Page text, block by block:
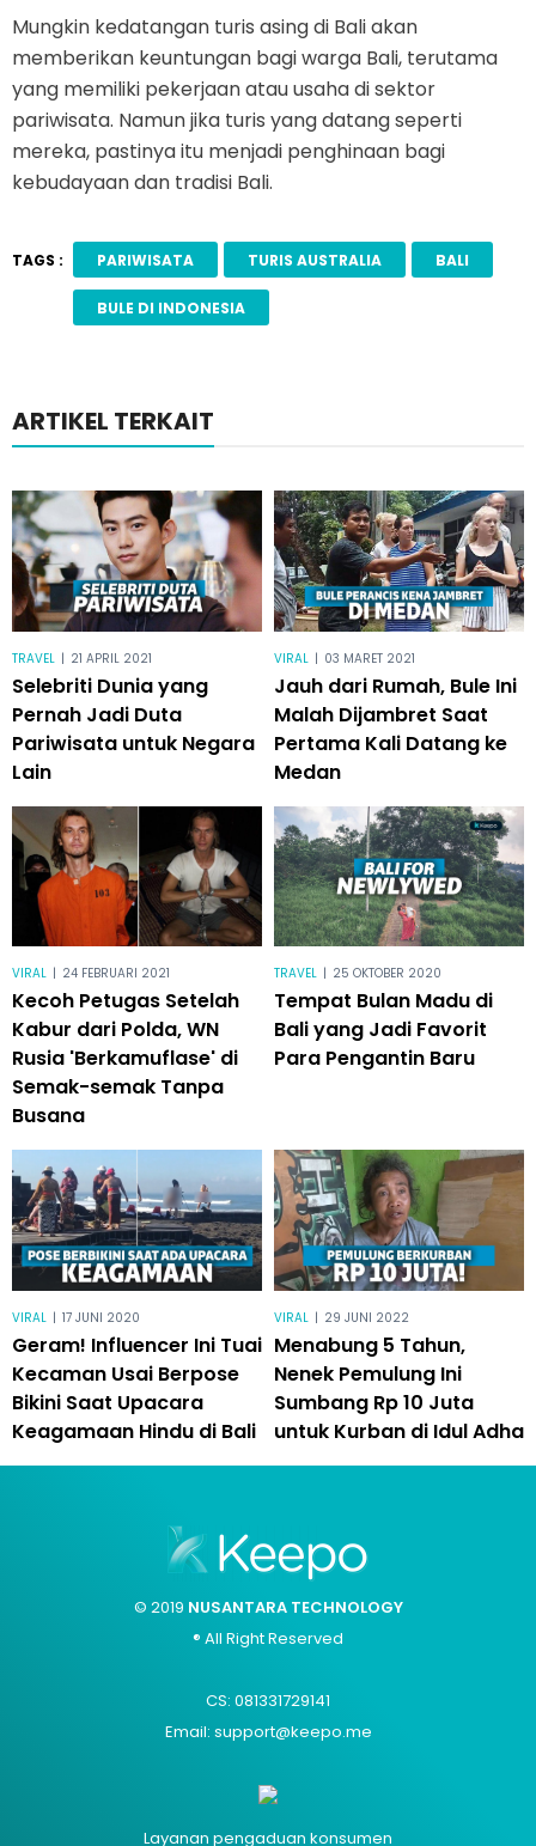
Mungkin kedatangan turis asing di Bali akan
memberikan keuntungan bagi warga Bali, terutama
yang memiliki pekerjaan atau usaha di sektor
pariwisata. Namun jika turis yang datang seperti
mereka, pastinya itu menjadi penghinaan bagi
kebudayaan dan tradisi Bali.
TAGS : PARIWISATA TURIS AUSTRALIA BALI
BULE DI INDONESIA
ARTIKEL TERKAIT
TRAVEL | 21 APRIL 2021
Selebriti Dunia yang
Pernah Jadi Duta
Pariwisata untuk Negara
Lain
VIRAL | 03 MARET 2021
Jauh dari Rumah, Bule Ini
Malah Dijambret Saat
Pertama Kali Datang ke
Medan
VIRAL | 24 FEBRUARI 2021
Kecoh Petugas Setelah
Kabur dari Polda, WN
Rusia 'Berkamuflase' di
Semak-semak Tanpa
Busana
TRAVEL | 25 OKTOBER 2020
Tempat Bulan Madu di
Bali yang Jadi Favorit
Para Pengantin Baru
VIRAL | 17 JUNI 2020
Geram! Influencer Ini Tuai
Kecaman Usai Berpose
Bikini Saat Upacara
Keagamaan Hindu di Bali
VIRAL | 29 JUNI 2022
Menabung 5 Tahun,
Nenek Pemulung Ini
Sumbang Rp 10 Juta
untuk Kurban di Idul Adha
© 2019 NUSANTARA TECHNOLOGY
® All Right Reserved
CS: 081331729141
Email: support@keepo.me
Layanan pengaduan konsumen